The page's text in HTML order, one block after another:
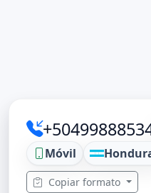
Móvil
Copiar formato